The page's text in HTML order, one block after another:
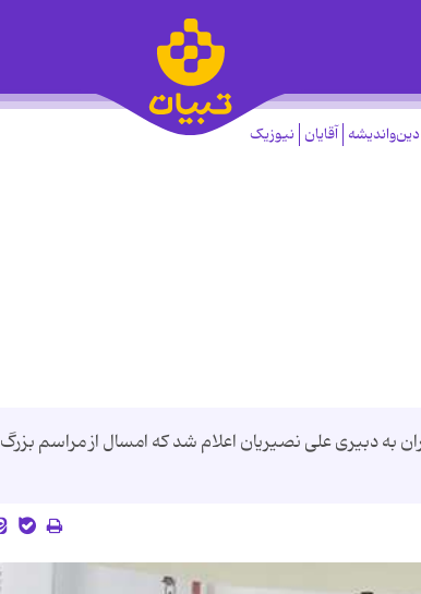
دین‌واندیشه آقایان نیوزیک
دبیری علی نصیریان اعلام شد که امسال از مراسم